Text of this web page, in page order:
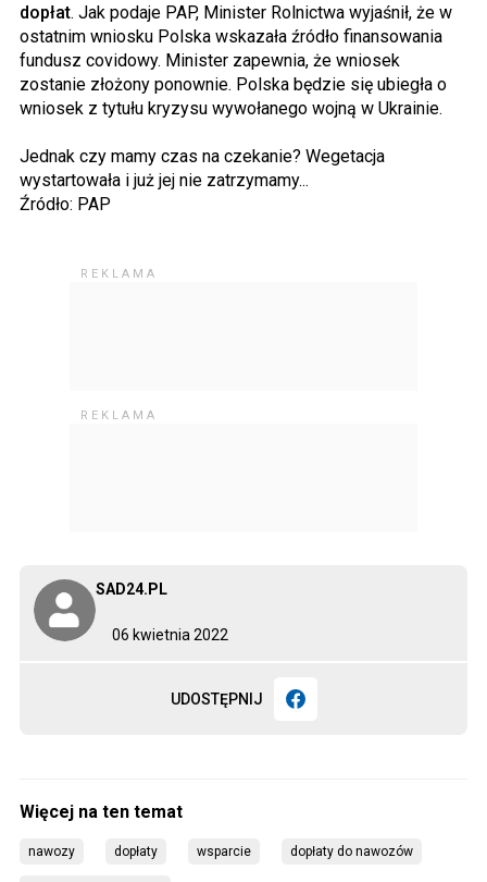
06 kwietnia 2022
SAD24.PL
UDOSTĘPNIJ
dopłat. Jak podaje PAP, Minister Rolnictwa wyjaśnił, że w
ostatnim wniosku Polska wskazała źródło finansowania
fundusz covidowy. Minister zapewnia, że wniosek
zostanie złożony ponownie. Polska będzie się ubiegła o
wniosek z tytułu kryzysu wywołanego wojną w Ukrainie.
Jednak czy mamy czas na czekanie? Wegetacja
wystartowała i już jej nie zatrzymamy...
Źródło: PAP
nawozy dopłaty wsparcie dopłaty do nawozów